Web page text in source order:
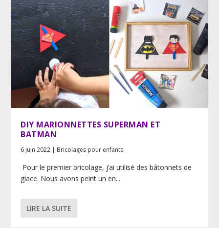
DIY MARIONNETTES SUPERMAN ET
BATMAN
6 juin 2022 | Bricolages pour enfants
Pour le premier bricolage, j’ai utilisé des bâtonnets de
glace. Nous avons peint un en...
LIRE LA SUITE